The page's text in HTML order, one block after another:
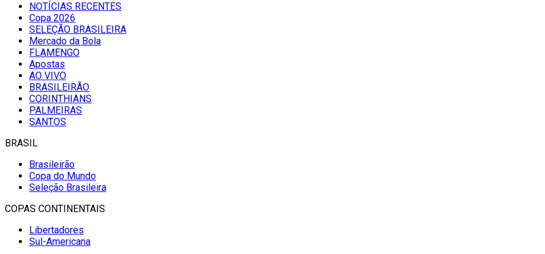
NOTÍCIAS RECENTES
Copa 2026
SELEÇÃO BRASILEIRA
Mercado da Bola
FLAMENGO
Apostas
AO VIVO
BRASILEIRÃO
CORINTHIANS
PALMEIRAS
SANTOS
BRASIL
Brasileirão
Copa do Mundo
Seleção Brasileira
COPAS CONTINENTAIS
Libertadores
Sul-Americana